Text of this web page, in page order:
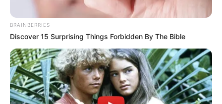
4. Karena menyimpan air, perawatan sukulen
termasuk paling mudah lho
BRAINBERRIES
Discover 15 Surprising Things Forbidden By The Bible